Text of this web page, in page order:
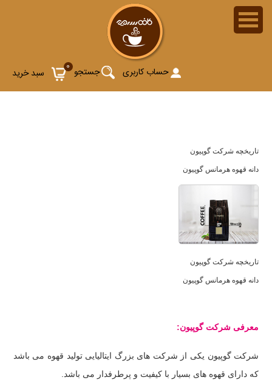
0 سبد خرید جستجو حساب کاربری
دانه قهوه هرمانس گوپیون (Hermanos Goppion Caffe)
تاریخچه شرکت گوپیون
دانه قهوه هرمانس گوپیون
تاریخچه شرکت گوپیون
دانه قهوه هرمانس گوپیون
معرفی شرکت گوپیون:
شرکت گوپیون یکی از شرکت های بزرگ ایتالیایی تولید قهوه می باشد
که دارای قهوه های بسیار با کیفیت و پرطرفدار می باشد.